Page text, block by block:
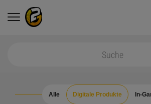
Alle Digitale Produkte In-